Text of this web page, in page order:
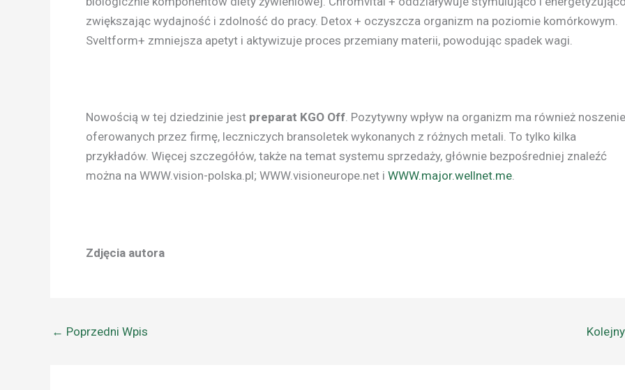
zwiększając wydajność i zdolność do pracy. Detox + oczyszcza organizm na poziomie komórkowym.
Sveltform+ zmniejsza apetyt i aktywizuje proces przemiany materii, powodując spadek wagi.
Nowością w tej dziedzinie jest preparat KGO Off. Pozytywny wpływ na organizm ma również
oferowanych przez firmę, leczniczych bransoletek wykonanych z różnych metali. To tylko kilka
przykładów. Więcej szczegółów, także na temat systemu sprzedaży, głównie bezpośredniej znaleźć
można na WWW.vision-polska.pl; WWW.visioneurope.net i WWW.major.wellnet.me.
Zdjęcia autora
← Poprzedni Wpis